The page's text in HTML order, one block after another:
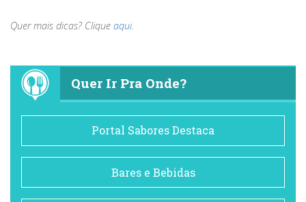
Quer mais dicas? Clique aqui.
Quer Ir Pra Onde?
Portal Sabores Destaca
Bares e Bebidas